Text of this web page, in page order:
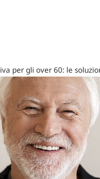
per gli over 60: le